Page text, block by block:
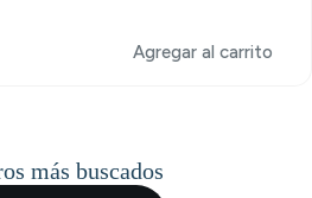
Agregar al carrito
más buscados